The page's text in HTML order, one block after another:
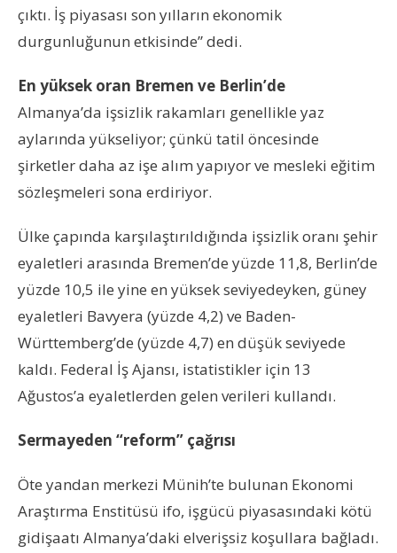
çıktı. İş piyasası son yılların ekonomik
durgunluğunun etkisinde” dedi.
En yüksek oran Bremen ve Berlin’de
Almanya’da işsizlik rakamları genellikle yaz
aylarında yükseliyor; çünkü tatil öncesinde
şirketler daha az işe alım yapıyor ve mesleki eğitim
sözleşmeleri sona erdiriyor.
Ülke çapında karşılaştırıldığında işsizlik oranı şehir
eyaletleri arasında Bremen’de yüzde 11,8, Berlin’de
yüzde 10,5 ile yine en yüksek seviyedeyken, güney
eyaletleri Bavyera (yüzde 4,2) ve Baden-
Württemberg’de (yüzde 4,7) en düşük seviyede
kaldı. Federal İş Ajansı, istatistikler için 13
Ağustos’a eyaletlerden gelen verileri kullandı.
Sermayeden “reform” çağrısı
Öte yandan merkezi Münih’te bulunan Ekonomi
Araştırma Enstitüsü ifo, işgücü piyasasındaki kötü
gidişaatı Almanya’daki elverişsiz koşullara bağladı.